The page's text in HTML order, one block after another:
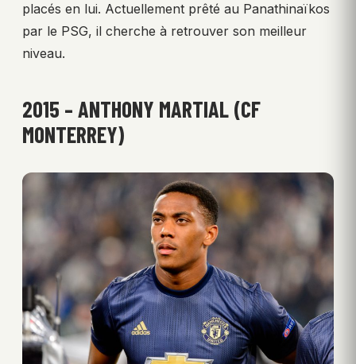
placés en lui. Actuellement prêté au Panathinaïkos
par le PSG, il cherche à retrouver son meilleur
niveau.
2015 – ANTHONY MARTIAL (CF
MONTERREY)